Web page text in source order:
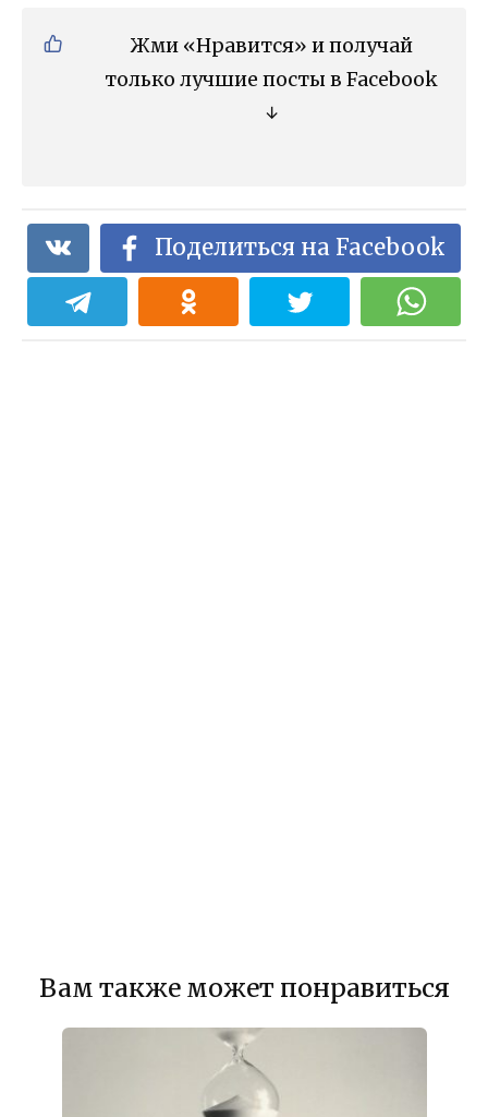
Жми «Нравится» и получай
только лучшие посты в Facebook
↓
Поделиться на Facebook
Вам также может понравиться